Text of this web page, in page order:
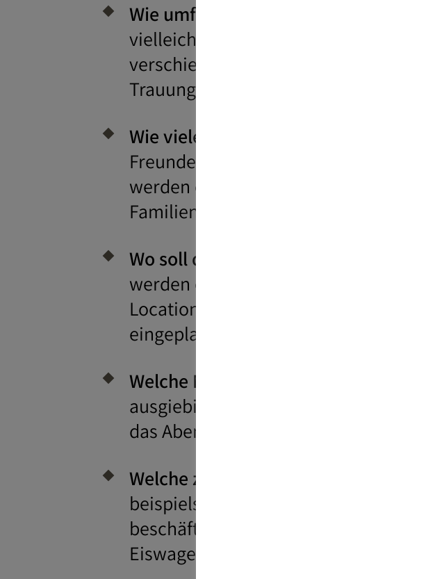
Wie umfangreich soll die Hochzeit
vielleicht standesamtlich im kleinen
verschiedenen Tagen, plant ihr
Trauung im kleinen Rahmen werden?
Wie viele Gäste sollen eingeladen
Freundeskreis, Kolleginnen und
werden oder beschränkt ihr die
Familienmitglieder und ein paar
Wo soll die Hochzeitsfeier stattfinden?
werden oder doch eher eine
Location übernommen oder muss
eingeplant werden?
Welche Mahlzeiten sollen angeboten
ausgiebiges Abendessen und einen
das Abendessen? Wird es ein Büfett
Welche zusätzlichen
beispielsweise unterwegs seid und
beschäftigen oder soll es etwas zur
Eiswagen oder eine kleine Show